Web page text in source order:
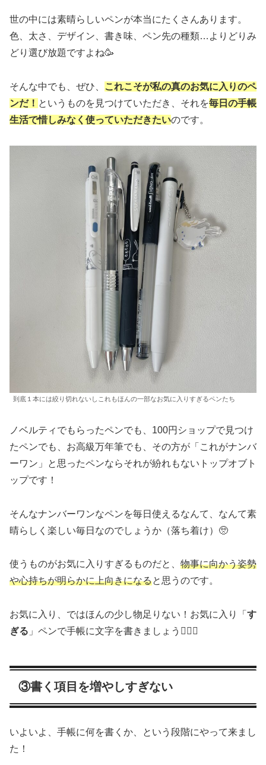
世の中には素晴らしいペンが本当にたくさんあります。
色、太さ、デザイン、書き味、ペン先の種類…よりどりみ
どり選び放題ですよね🥳
そんな中でも、ぜひ、
これこそが私の真のお気に入りのペ
ンだ！ というものを見つけていただき、それを毎日の手帳
生活で惜しみなく使っていただきたいのです。
到底１本には絞り切れないしこれもほんの一部なお気に入りすぎるペンたち
ノベルティでもらったペンでも、100円ショップで見つけ
たペンでも、お高級万年筆でも、その方が「これがナンバ
ーワン」と思ったペンならそれが紛れもないトップオブト
ップです！
そんなナンバーワンなペンを毎日使えるなんて、なんて素
晴らしく楽しい毎日なのでしょうか（落ち着け）🥺
使うものがお気に入りすぎるものだと、 物事に向かう姿勢
や心持ちが明らかに上向きになると思うのです。
お気に入り、ではほんの少し物足りない！お気に入り「 す
ぎる 」ペンで手帳に文字を書きましょう🙋🏻‍♀️
③書く項目を増やしすぎない
いよいよ、手帳に何を書くか、という段階にやって来まし
た！